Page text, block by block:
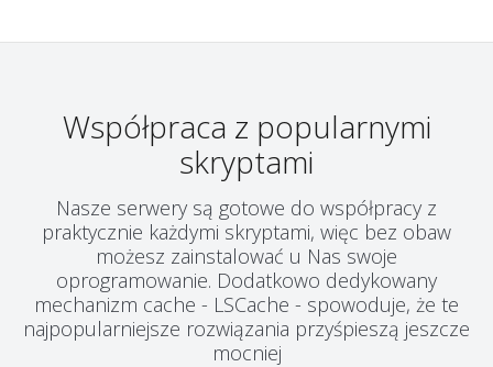
Współpraca z popularnymi
skryptami
Nasze serwery są gotowe do współpracy z
praktycznie każdymi skryptami, więc bez obaw
możesz zainstalować u Nas swoje
oprogramowanie. Dodatkowo dedykowany
mechanizm cache - LSCache - spowoduje, że te
najpopularniejsze rozwiązania przyśpieszą jeszcze
mocniej